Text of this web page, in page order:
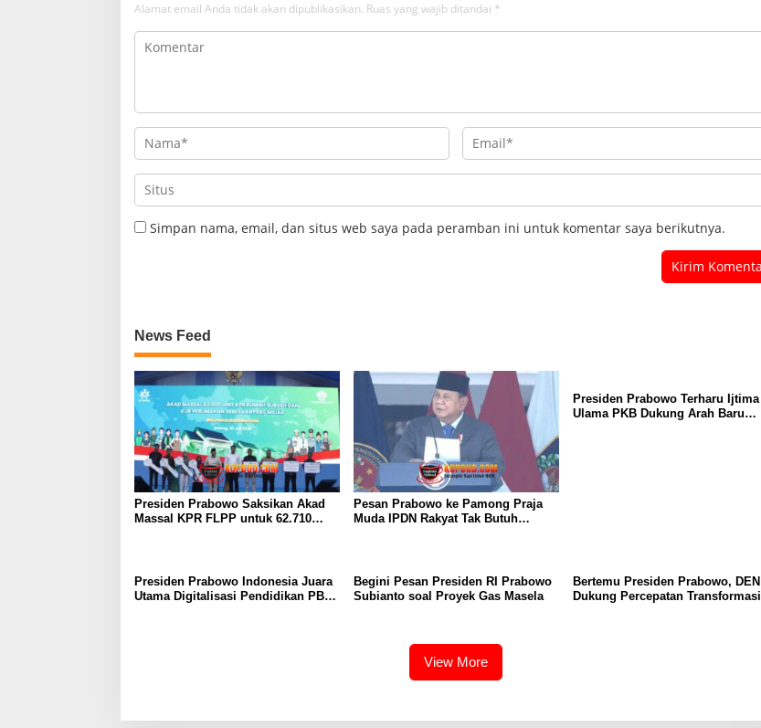
Alamat email Anda tidak akan dipublikasikan. Ruas yang wajib ditandai *
Simpan nama, email, dan situs web saya pada peramban ini untuk komentar saya berikutnya.
News Feed
Presiden Prabowo Saksikan Akad
Massal KPR FLPP untuk 62.710
Pesan Prabowo ke Pamong Praja
Muda IPDN Rakyat Tak Butuh
Presiden Prabowo Terharu Ijtima
Ulama PKB Dukung Arah Baru
Presiden Prabowo Indonesia Juara
Utama Digitalisasi Pendidikan PBB,
Begini Pesan Presiden RI Prabowo
Subianto soal Proyek Gas Masela
Bertemu Presiden Prabowo, DEN
Dukung Percepatan Transformasi
View More